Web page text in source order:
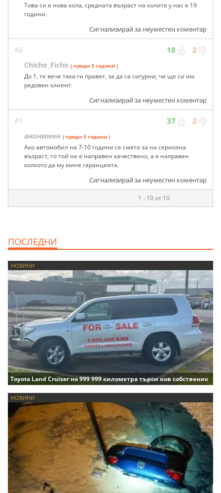
Това си е нова кола, средната възраст на колите у нас е 19
години.
Сигнализирай за неуместен коментар
#2 18 2
Chicho_Ficho ( преди 3 години )
До 1, те вече така ги правят, за да са сигурни, че ще си им
редовен клиент.
Сигнализирай за неуместен коментар
#1 37 2
анонимен ( преди 3 години )
Ако автомобил на 7-10 години се смята за на сериозна
възраст, то той не е направен качествено, а е направен
колкото да му мине гаранцията.
Сигнализирай за неуместен коментар
1 - 10 от 10
ПОСЛЕДНИ
НОВИНИ
Toyota Land Cruiser на 999 999 километра търси нов собственик
НОВИНИ